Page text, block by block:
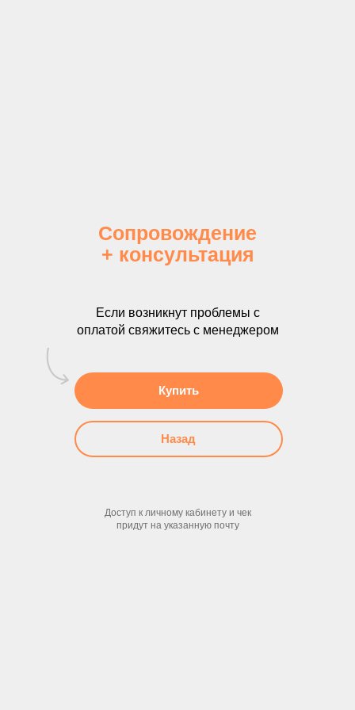
Сопровождение
+ консультация
Если возникнут проблемы с
оплатой свяжитесь с менеджером
Доступ к личному кабинету и чек
придут на указанную почту
Купить
Назад